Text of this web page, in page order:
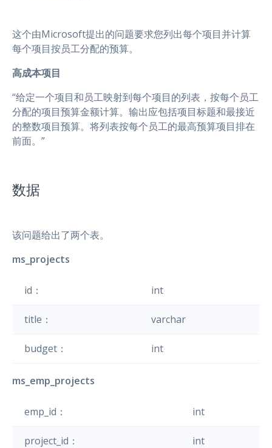
这个由Microsoft提出的问题要求您列出每个项目并计算
每个项目按员工分配的预算。
高成本项目
“给定一个项目和员工映射到每个项目的列表，按每个员工
分配的项目预算金额计算。输出应包括项目标题和最接近
的整数项目预算。将列表按每个员工的最高预算项目排在
前面。”
数据
该问题给出了两个表。
ms_projects
id： int
title： varchar
budget： int
ms_emp_projects
emp_id： int
project_id： int